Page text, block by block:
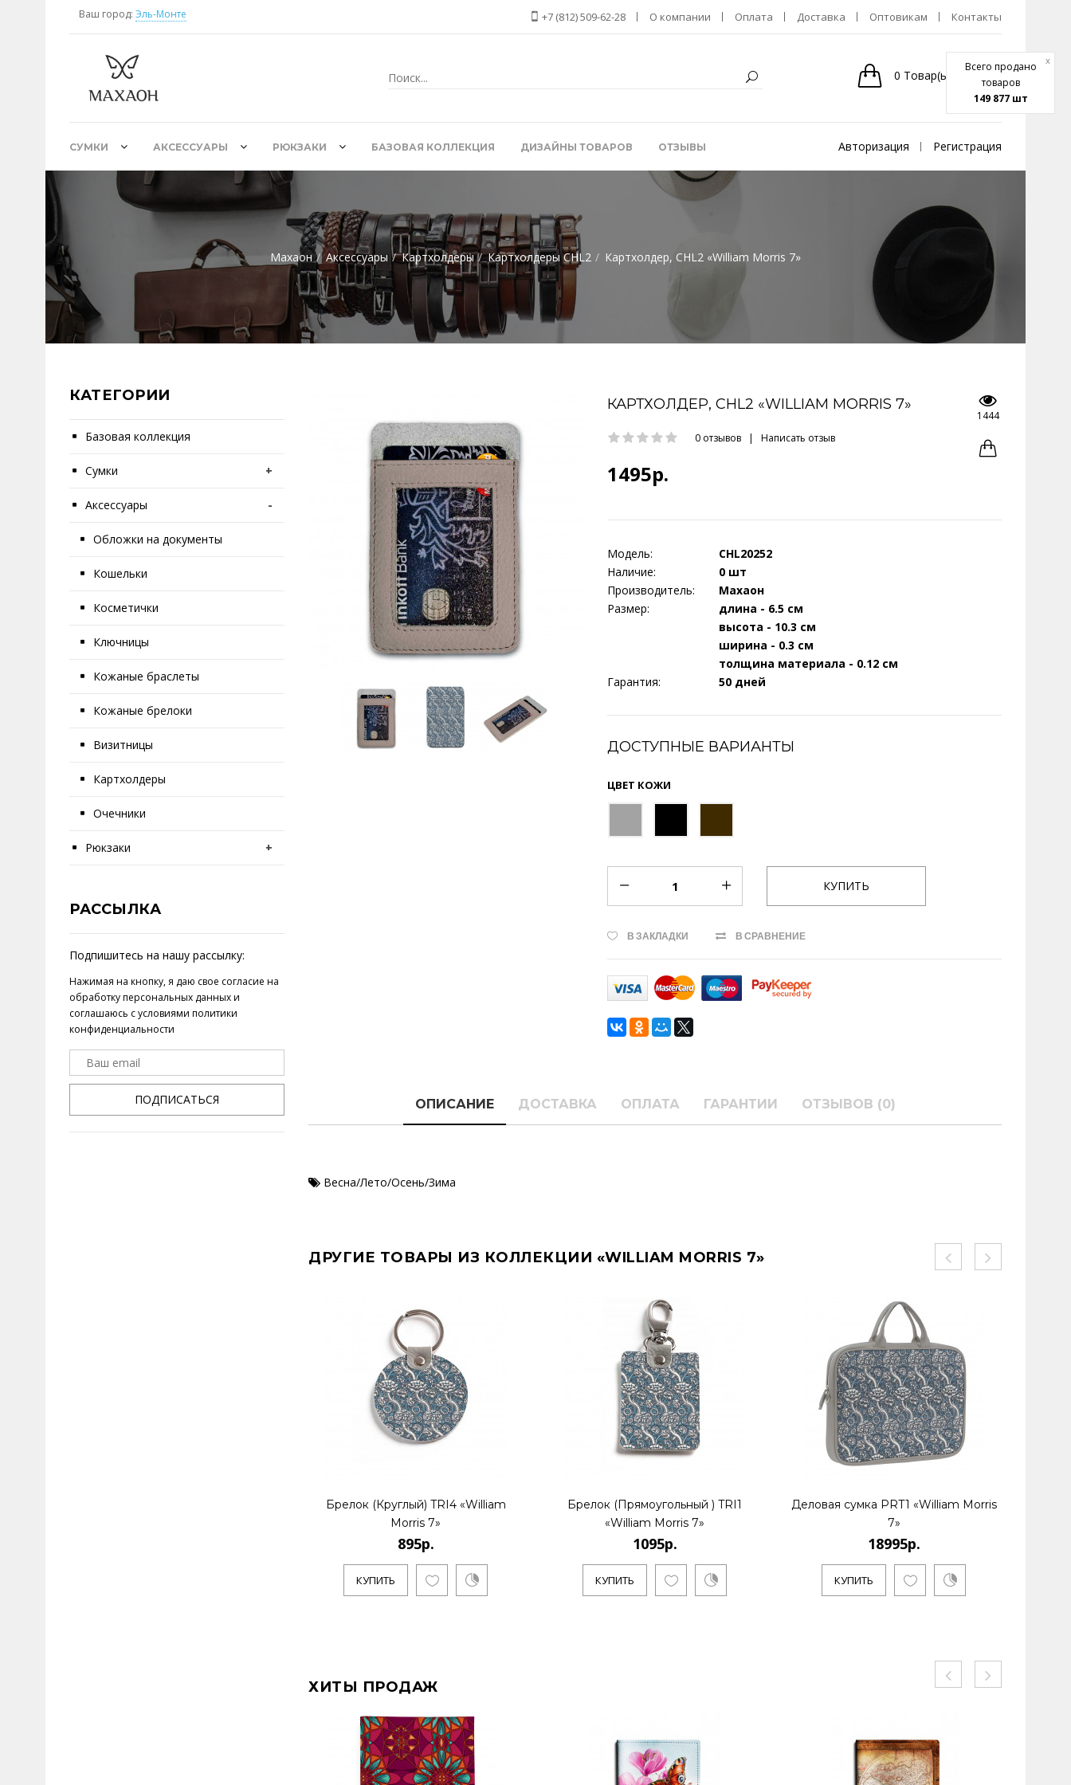
Всего продано
товаров
149 877 шт
x
Ваш город: Эль-Монте +7 (812) 509-62-28 О компании Оплата Доставка Оптовикам Контакты
0 Товар(ы) 0р.
СУМКИ АКСЕССУАРЫ РЮКЗАКИ БАЗОВАЯ КОЛЛЕКЦИЯ ДИЗАЙНЫ ТОВАРОВ ОТЗЫВЫ Авторизация Регистрация
Махаон Аксессуары Картхолдеры Картхолдеры CHL2 Картхолдер, CHL2 «William Morris 7»
КАТЕГОРИИ
Базовая коллекция
Сумки +
Аксессуары -
Обложки на документы
Кошельки
Косметички
Ключницы
Кожаные браслеты
Кожаные брелоки
Визитницы
Картхолдеры
Очечники
Рюкзаки +
РАССЫЛКА
Подпишитесь на нашу рассылку:
Нажимая на кнопку, я даю свое согласие на
обработку персональных данныхи
соглашаюсь с условиями политики
конфиденциальности
ПОДПИСАТЬСЯ
КАРТХОЛДЕР, CHL2 «WILLIAM MORRIS 7»
0 отзывов | Написать отзыв
1495р.
1444
Модель:
CHL20252
Наличие:
0 шт
Производитель:
Махаон
Размер:
длина - 6.5 см
высота - 10.3 см
ширина - 0.3 см
толщина материала - 0.12 см
Гарантия:
50 дней
ДОСТУПНЫЕ ВАРИАНТЫ
ЦВЕТ КОЖИ
В ЗАКЛАДКИ В СРАВНЕНИЕ
ОПИСАНИЕ ДОСТАВКА ОПЛАТА ГАРАНТИИ ОТЗЫВОВ (0)
Весна/Лето/Осень/Зима
ДРУГИЕ ТОВАРЫ ИЗ КОЛЛЕКЦИИ «WILLIAM MORRIS 7»
Брелок (Круглый) TRI4 «William
Morris 7»
895р.
КУПИТЬ
Брелок (Прямоугольный ) TRI1
«William Morris 7»
1095р.
КУПИТЬ
Деловая сумка PRT1 «William Morris
7»
18995р.
КУПИТЬ
ХИТЫ ПРОДАЖ